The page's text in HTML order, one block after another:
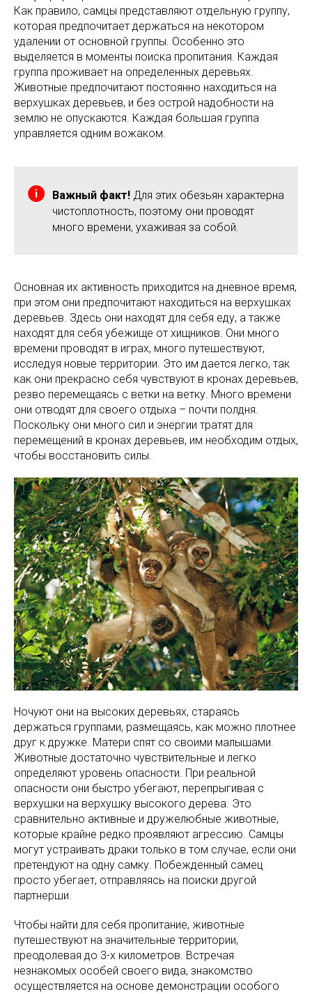
Как правило, самцы представляют отдельную группу,
которая предпочитает держаться на некотором
удалении от основной группы. Особенно это
выделяется в моменты поиска пропитания. Каждая
группа проживает на определенных деревьях.
Животные предпочитают постоянно находиться на
верхушках деревьев, и без острой надобности на
землю не опускаются. Каждая большая группа
управляется одним вожаком.
Важный факт! Для этих обезьян характерна
чистоплотность, поэтому они проводят
много времени, ухаживая за собой.
Основная их активность приходится на дневное время,
при этом они предпочитают находиться на верхушках
деревьев. Здесь они находят для себя еду, а также
находят для себя убежище от хищников. Они много
времени проводят в играх, много путешествуют,
исследуя новые территории. Это им дается легко, так
как они прекрасно себя чувствуют в кронах деревьев,
резво перемещаясь с ветки на ветку. Много времени
они отводят для своего отдыха – почти полдня.
Поскольку они много сил и энергии тратят для
перемещений в кронах деревьев, им необходим отдых,
чтобы восстановить силы.
Ночуют они на высоких деревьях, стараясь
держаться группами, размещаясь, как можно плотнее
друг к дружке. Матери спят со своими малышами.
Животные достаточно чувствительные и легко
определяют уровень опасности. При реальной
опасности они быстро убегают, перепрыгивая с
верхушки на верхушку высокого дерева. Это
сравнительно активные и дружелюбные животные,
которые крайне редко проявляют агрессию. Самцы
могут устраивать драки только в том случае, если они
претендуют на одну самку. Побежденный самец
просто убегает, отправляясь на поиски другой
партнерши.
Чтобы найти для себя пропитание, животные
путешествуют на значительные территории,
преодолевая до 3-х километров. Встречая
незнакомых особей своего вида, знакомство
осуществляется на основе демонстрации особого